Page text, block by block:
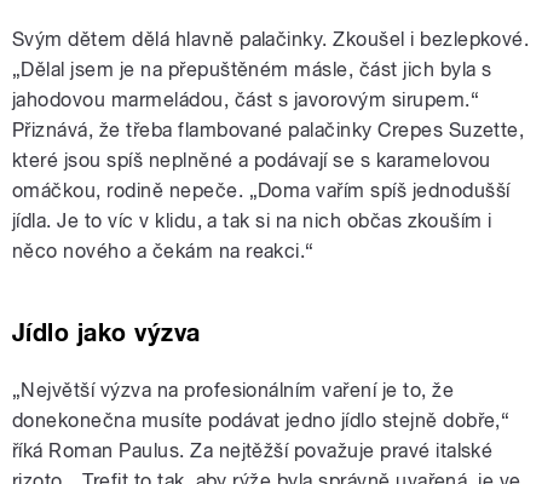
Svým dětem dělá hlavně palačinky. Zkoušel i bezlepkové.
„Dělal jsem je na přepuštěném másle, část jich byla s
jahodovou marmeládou, část s javorovým sirupem.“
Přiznává, že třeba flambované palačinky Crepes Suzette,
které jsou spíš neplněné a podávají se s karamelovou
omáčkou, rodině nepeče. „Doma vařím spíš jednodušší
jídla. Je to víc v klidu, a tak si na nich občas zkouším i
něco nového a čekám na reakci.“
Jídlo jako výzva
„Největší výzva na profesionálním vaření je to, že
donekonečna musíte podávat jedno jídlo stejně dobře,“
říká Roman Paulus. Za nejtěžší považuje pravé italské